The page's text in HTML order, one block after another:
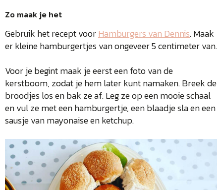
Zo maak je het
Gebruik het recept voorHamburgers van Dennis. Maak
er kleine hamburgertjes van ongeveer 5 centimeter van.
Voor je begint maak je eerst een foto van de
kerstboom, zodat je hem later kunt namaken. Breek de
broodjes los en bak ze af. Leg ze op een mooie schaal
en vul ze met een hamburgertje, een blaadje sla en een
sausje van mayonaise en ketchup.